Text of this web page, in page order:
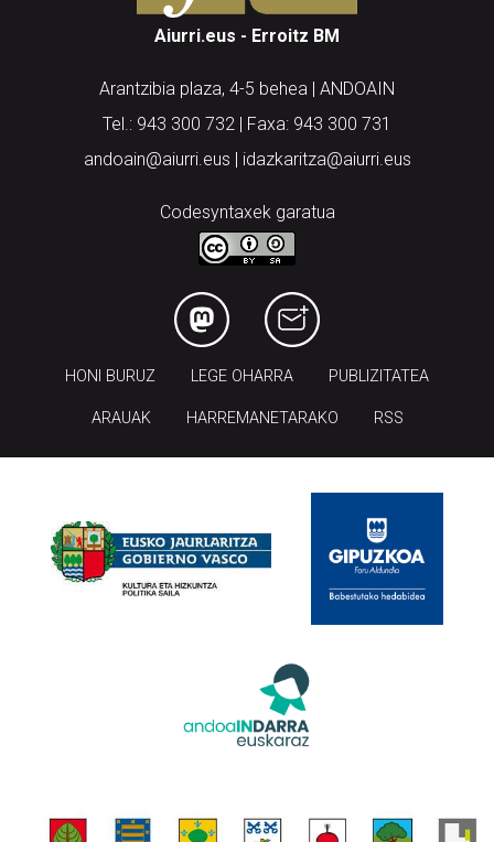
Aiurri.eus - Erroitz BM
Arantzibia plaza, 4-5 behea | ANDOAIN
Tel.: 943 300 732 | Faxa: 943 300 731
andoain@aiurri.eus | idazkaritza@aiurri.eus
Codesyntaxek garatua
HONI BURUZ LEGE OHARRA PUBLIZITATEA
ARAUAK HARREMANETARAKO RSS